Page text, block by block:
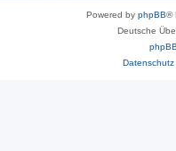
Powered by phpBB®
Deutsche
Datenschutz